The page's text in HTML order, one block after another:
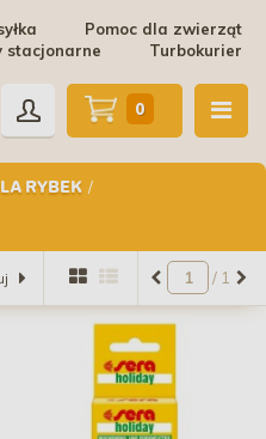
Pomoc dla zwierząt
Turbokurier
stacjonarne
RYBEK /
0
/ 1